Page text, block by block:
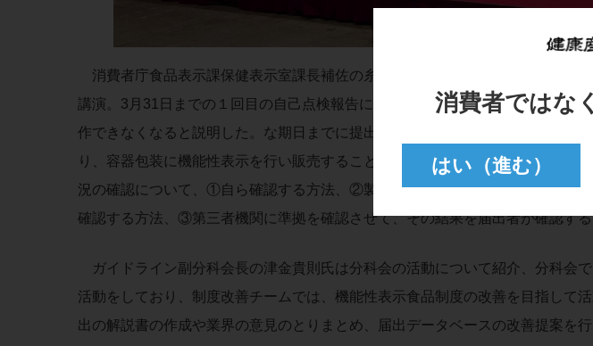
消費者庁食品表示課保健表示室課長補佐の糸井雄一氏は、機能性表示食品制度
講演。3月31日までの１回目の自己点検報告について、４月１日になった瞬間に
作できなくなると説明した。な期日までに提出がないものは機能性表示食品とし
り、容器包装に機能性表示を行い販売することはできなくなるとした。また、
況の確認について、①自ら確認する方法、②製造等施設に自己点検させて、そ
確認する方法、③第三者機関に準拠を確認させて、その結果を届出者が確認す
ガイドライン副分科会長の津金貴則氏は分科会の活動について紹介、分科会
活動をしており、制度改善チームでは、機能性表示食品制度の改善を目指して
出の解説書の作成や業界の意見のとりまとめ、届出データベースの改善提案を行
消費者ではな
はい（進む）